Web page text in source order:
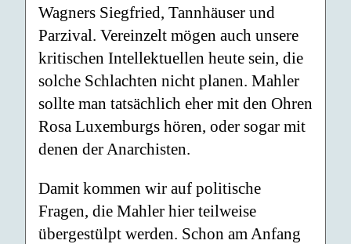
Wagners Siegfried, Tannhäuser und
Parzival. Vereinzelt mögen auch unsere
kritischen Intellektuellen heute sein, die
solche Schlachten nicht planen. Mahler
sollte man tatsächlich eher mit den Ohren
Rosa Luxemburgs hören, oder sogar mit
denen der Anarchisten.
Damit kommen wir auf politische
Fragen, die Mahler hier teilweise
übergestülpt werden. Schon am Anfang